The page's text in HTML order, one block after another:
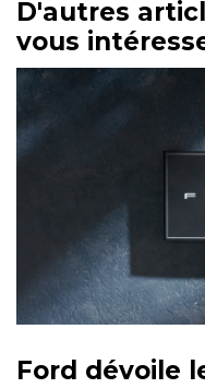
D'autres
vous
Ford dévoile